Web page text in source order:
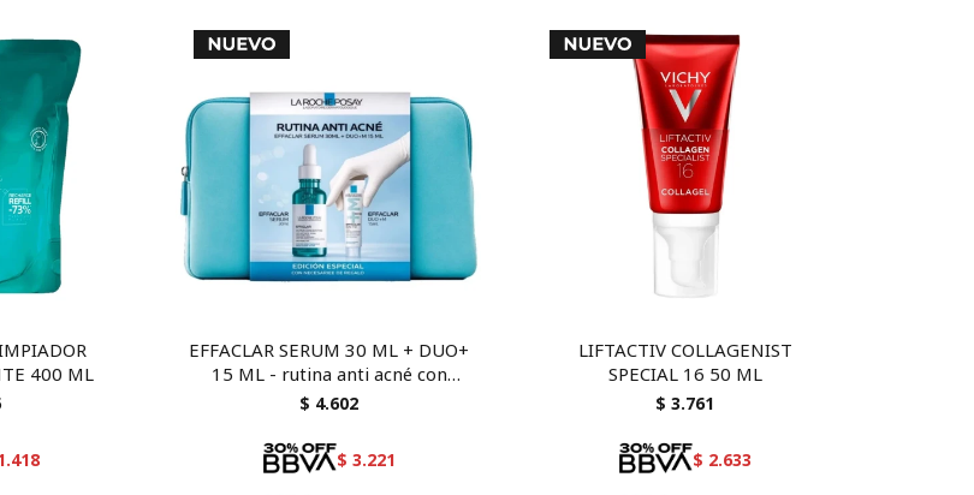
400 ML
EFFACLAR SERUM 30 ML + DUO+
15 ML - rutina anti acné con
necessaire de regalo
$ 4.602
$ 3.221
LIFTACTIV COLLAGENIST
SPECIAL 16 50 ML
$ 3.761
$ 2.633